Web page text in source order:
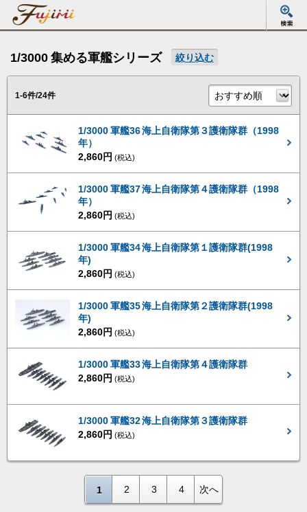
1/3000 集める軍艦シリーズ 絞り込む
1-6件/24件
1/3000 軍艦36 海上自衛隊第３護衛隊群（1998
年）
2,860円 (税込)
1/3000 軍艦37 海上自衛隊第４護衛隊群（1998
年）
2,860円 (税込)
1/3000 軍艦34 海上自衛隊第１護衛隊群(1998
年)
2,860円 (税込)
1/3000 軍艦35 海上自衛隊第２護衛隊群(1998
年)
2,860円 (税込)
1/3000 軍艦33 海上自衛隊第４護衛隊群
2,860円 (税込)
1/3000 軍艦32 海上自衛隊第３護衛隊群
2,860円 (税込)
1 2 3 4 次へ